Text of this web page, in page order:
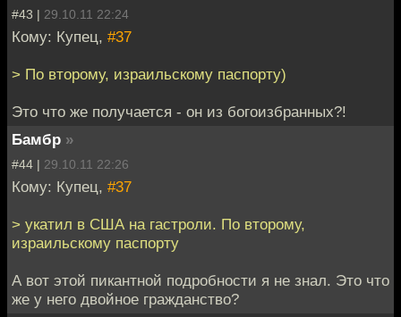
#43 | 29.10.11 22:24
Кому: Купец, #37
> По второму, израильскому паспорту)
Это что же получается - он из богоизбранных?!
Бамбр »
#44 | 29.10.11 22:26
Кому: Купец, #37
> укатил в США на гастроли. По второму,
израильскому паспорту
А вот этой пикантной подробности я не знал. Это что
же у него двойное гражданство?